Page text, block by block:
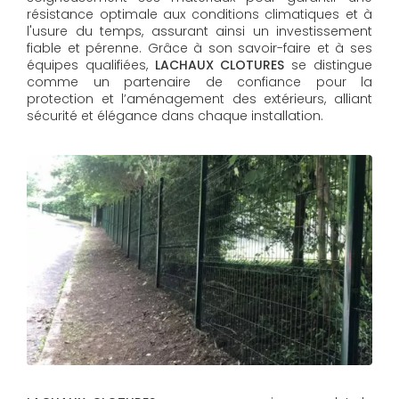
résistance optimale aux conditions climatiques et à
l'usure du temps, assurant ainsi un investissement
fiable et pérenne. Grâce à son savoir-faire et à ses
équipes qualifiées,LACHAUX CLOTURES​​​​​​​ se distingue
comme un partenaire de confiance pour la
protection et l’aménagement des extérieurs, alliant
sécurité et élégance dans chaque installation.